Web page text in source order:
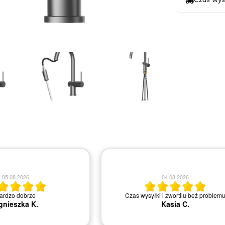
04.08.2026
i miła obsługa.
B.
Polecam. Super obsługa.Nie ma
wymianą lub zwrotem. Szybki dowóz na
Agnieszka M.